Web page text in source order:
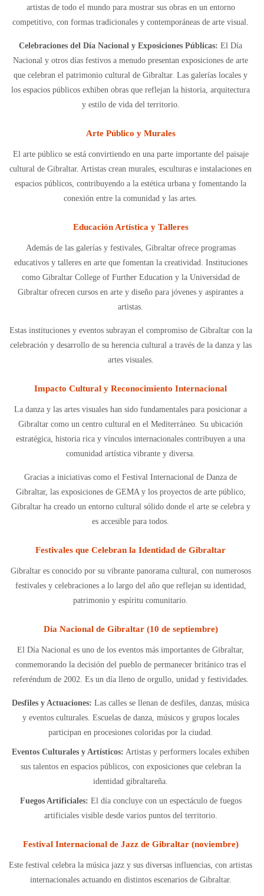
artistas de todo el mundo para mostrar sus obras en un entorno
competitivo, con formas tradicionales y contemporáneas de arte visual.
Celebraciones del Día Nacional y Exposiciones Públicas: El Día
Nacional y otros días festivos a menudo presentan exposiciones de arte
que celebran el patrimonio cultural de Gibraltar. Las galerías locales y
los espacios públicos exhiben obras que reflejan la historia, arquitectura
y estilo de vida del territorio.
Arte Público y Murales
El arte público se está convirtiendo en una parte importante del paisaje
cultural de Gibraltar. Artistas crean murales, esculturas e instalaciones en
espacios públicos, contribuyendo a la estética urbana y fomentando la
conexión entre la comunidad y las artes.
Educación Artística y Talleres
Además de las galerías y festivales, Gibraltar ofrece programas
educativos y talleres en arte que fomentan la creatividad. Instituciones
como Gibraltar College of Further Education y la Universidad de
Gibraltar ofrecen cursos en arte y diseño para jóvenes y aspirantes a
artistas.
Estas instituciones y eventos subrayan el compromiso de Gibraltar con la
celebración y desarrollo de su herencia cultural a través de la danza y las
artes visuales.
Impacto Cultural y Reconocimiento Internacional
La danza y las artes visuales han sido fundamentales para posicionar a
Gibraltar como un centro cultural en el Mediterráneo. Su ubicación
estratégica, historia rica y vínculos internacionales contribuyen a una
comunidad artística vibrante y diversa.
Gracias a iniciativas como el Festival Internacional de Danza de
Gibraltar, las exposiciones de GEMA y los proyectos de arte público,
Gibraltar ha creado un entorno cultural sólido donde el arte se celebra y
es accesible para todos.
Festivales que Celebran la Identidad de Gibraltar
Gibraltar es conocido por su vibrante panorama cultural, con numerosos
festivales y celebraciones a lo largo del año que reflejan su identidad,
patrimonio y espíritu comunitario.
Día Nacional de Gibraltar (10 de septiembre)
El Día Nacional es uno de los eventos más importantes de Gibraltar,
conmemorando la decisión del pueblo de permanecer británico tras el
referéndum de 2002. Es un día lleno de orgullo, unidad y festividades.
Desfiles y Actuaciones: Las calles se llenan de desfiles, danzas, música
y eventos culturales. Escuelas de danza, músicos y grupos locales
participan en procesiones coloridas por la ciudad.
Eventos Culturales y Artísticos: Artistas y performers locales exhiben
sus talentos en espacios públicos, con exposiciones que celebran la
identidad gibraltareña.
Fuegos Artificiales: El día concluye con un espectáculo de fuegos
artificiales visible desde varios puntos del territorio.
Festival Internacional de Jazz de Gibraltar (noviembre)
Este festival celebra la música jazz y sus diversas influencias, con artistas
internacionales actuando en distintos escenarios de Gibraltar.